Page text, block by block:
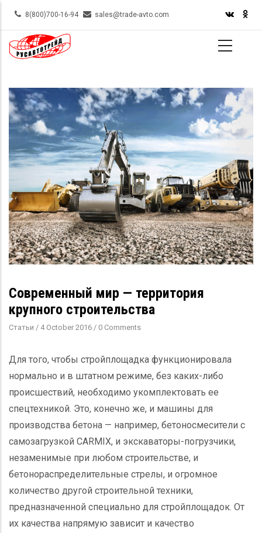
Skip
main
content
8(800)700-16-94 sales@trade-avto.com
Современный мир — территория
крупного строительства
Статьи / 4 October 2016 / 0 Comments
Для того, чтобы стройплощадка функционировала
нормально и в штатном режиме, без каких-либо
происшествий, необходимо укомплектовать ее
спецтехникой. Это, конечно же, и машины для
производства бетона — например, бетоносмесители с
самозагрузкой CARMIX, и экскаваторы-погрузчики,
незаменимые при любом строительстве, и
бетонораспределительные стрелы, и огромное
количество другой строительной техники,
предназначенной специально для стройплощадок. От
их качества напрямую зависит и качество